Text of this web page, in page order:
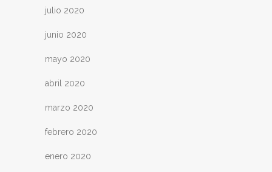
julio 2020
junio 2020
mayo 2020
abril 2020
marzo 2020
febrero 2020
enero 2020